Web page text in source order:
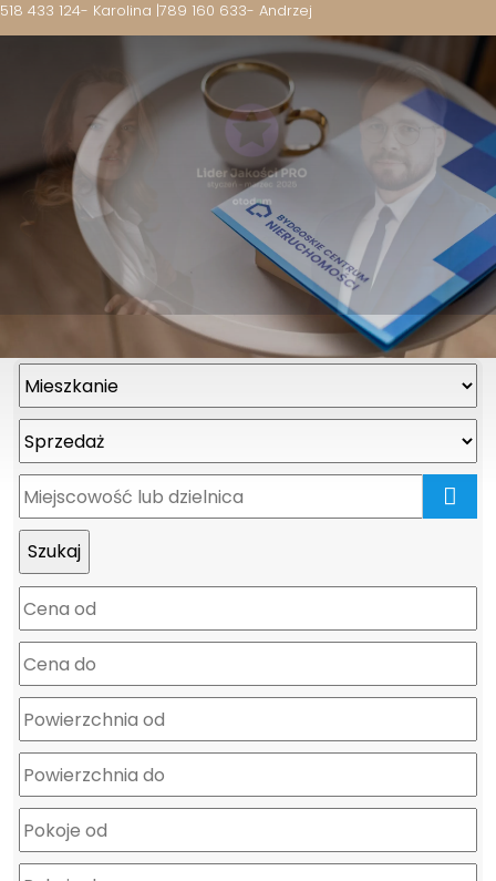
518 433 124- Karolina |789 160 633- Andrzej